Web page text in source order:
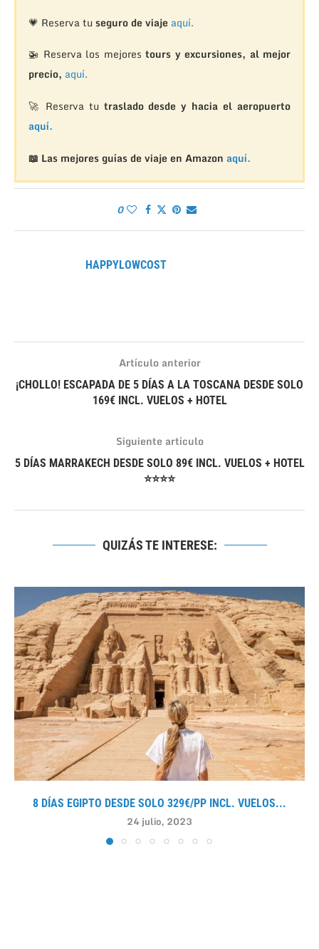
💗 Reserva tu seguro de viaje aquí.
🚁 Reserva los mejorestours y excursiones, al mejor
precio, aquí.
🚀 Reserva tu traslado desde y hacia el aeropuerto
aquí.
📖 Las mejores guías de viaje en Amazon aquí.
0
HAPPYLOWCOST
Artículo anterior
¡CHOLLO! ESCAPADA DE 5 DÍAS A LA TOSCANA DESDE SOLO
169€ INCL. VUELOS + HOTEL
Siguiente artículo
5 DÍAS MARRAKECH DESDE SOLO 89€ INCL. VUELOS + HOTEL
⭐⭐⭐⭐
QUIZÁS TE INTERESE:
8 DÍAS EGIPTO DESDE SOLO 329€/PP INCL. VUELOS...
24 julio, 2023